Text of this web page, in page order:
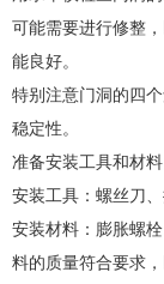
可能需要进行修整
能良好。
特别注意门洞的四
稳定性。
准备安装工具和材料
安装工具：螺丝刀
安装材料：膨胀螺
料的质量符合要求